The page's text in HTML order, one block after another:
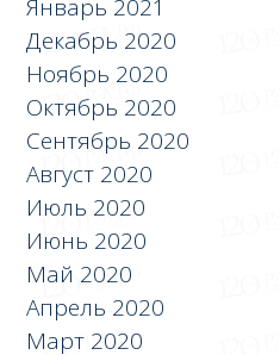
Январь 2021
Декабрь 2020
Ноябрь 2020
Октябрь 2020
Сентябрь 2020
Август 2020
Июль 2020
Июнь 2020
Май 2020
Апрель 2020
Март 2020